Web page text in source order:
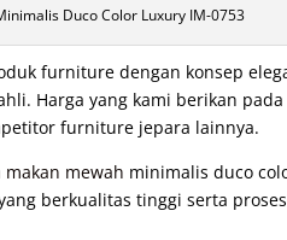
Duco Color Luxury IM-0753
furniture dengan konsep
Harga yang kami berikan
furniture jepara lainnya.
makan mewah minimalis duco
berkualitas tinggi serta